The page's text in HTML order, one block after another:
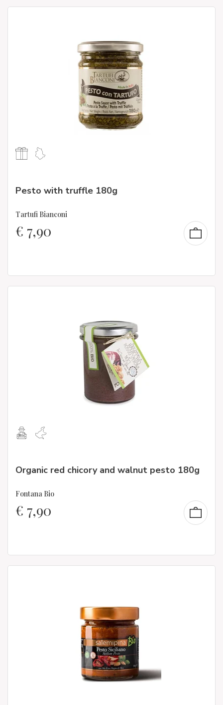
Pesto with truffle 180g
Tartufi Bianconi
€ 7,90
Organic red chicory and walnut pesto 180g
Fontana Bio
€ 7,90